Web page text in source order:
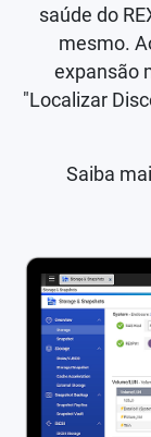
saúde do
mesmo.
expansão
"Localizar
Saiba